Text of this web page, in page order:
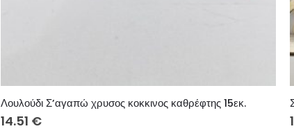
Λουλούδι Σ’αγαπώ χρυσος κοκκινος καθρέφτης 15εκ.
14.51 €